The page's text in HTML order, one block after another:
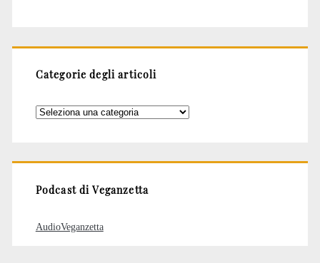
Categorie degli articoli
Categorie
Podcast di Veganzetta
AudioVeganzetta